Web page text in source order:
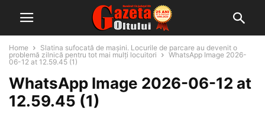
Home
Slatina sufocată de mașini. Locurile de parcare au devenit o
problemă zilnică pentru tot mai mulți locuitori
WhatsApp Image 2026-
06-12 at 12.59.45 (1)
WhatsApp Image 2026-06-12 at
12.59.45 (1)